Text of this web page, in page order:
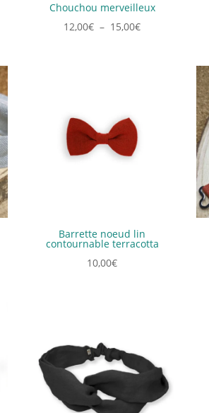
Chouchou merveilleux
12,00€ – 15,00€Plage
Barrette noeud lin
contournable terracotta
10,00€